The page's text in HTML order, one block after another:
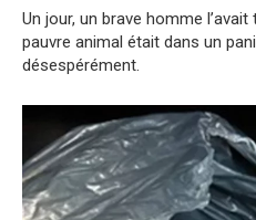
Un jour, un brave homme
pauvre animal était dans un
désespérément.